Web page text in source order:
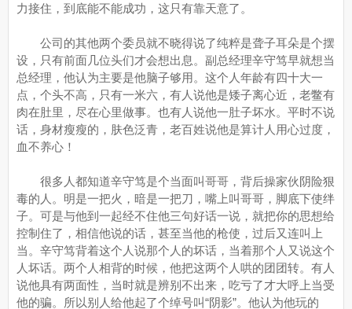
力接住，到底能不能成功，这只有靠天意了。
公司的其他两个委员就不晓得说了纯粹是聋子耳朵是个摆
设，只有前面几位头们才会想出息。副总经理辛守笃早就想当
总经理，他认为主要是他脑子够用。这个人年龄有四十大一
点，个头不高，只有一米六，有人说他是矮子离心近，老鳖有
肉在肚里，尽在心里做事。也有人说他一肚子坏水。平时不说
话，身材瘦瘦的，肤色泛青，老百姓说他是算计人用心过度，
血不养心！
很多人都知道辛守笃是个当面叫哥哥，背后操家伙阴险狠
毒的人。明是一把火，暗是一把刀，嘴上叫哥哥，脚底下使绊
子。可是与他到一起经不住他三句好话一说，就把你的思想给
控制住了，相信他说的话，甚至当他的枪使，过后又连叫上
当。辛守笃背着这个人说那个人的坏话，当着那个人又说这个
人坏话。两个人相背的时候，他把这两个人哄的团团转。有人
说他具有两面性，当时就是辨别不出来，吃亏了才大呼上当受
他的骗。所以别人给他起了个绰号叫“阴影”。他认为他玩的